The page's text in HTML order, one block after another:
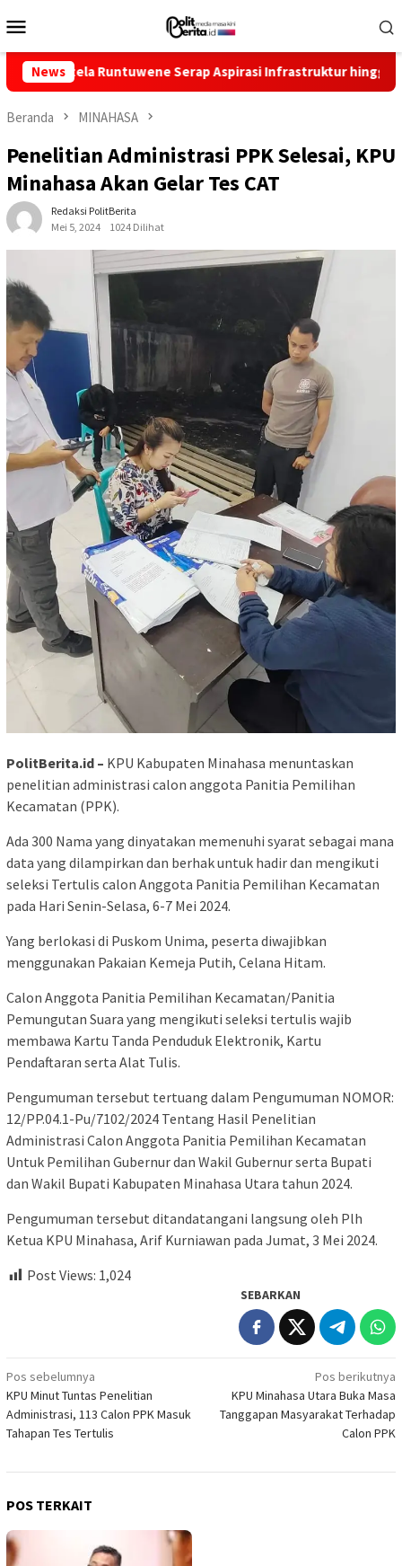
ke
Mobile
News
Runtuwene Serap Aspirasi Infrastruktur hingga
Beranda MINAHASA
Penelitian Administrasi PPK Selesai, KPU
Minahasa Akan Gelar Tes CAT
Redaksi PolitBerita
Mei 5, 2024
1024 Dilihat
PolitBerita.id – KPU Kabupaten Minahasa menuntaskan
penelitian administrasi calon anggota Panitia Pemilihan
Kecamatan (PPK).
Ada 300 Nama yang dinyatakan memenuhi syarat sebagai mana
data yang dilampirkan dan berhak untuk hadir dan mengikuti
seleksi Tertulis calon Anggota Panitia Pemilihan Kecamatan
pada Hari Senin-Selasa, 6-7 Mei 2024.
Yang berlokasi di Puskom Unima, peserta diwajibkan
menggunakan Pakaian Kemeja Putih, Celana Hitam.
Calon Anggota Panitia Pemilihan Kecamatan/Panitia
Pemungutan Suara yang mengikuti seleksi tertulis wajib
membawa Kartu Tanda Penduduk Elektronik, Kartu
Pendaftaran serta Alat Tulis.
Pengumuman tersebut tertuang dalam Pengumuman NOMOR:
12/PP.04.1-Pu/7102/2024 Tentang Hasil Penelitian
Administrasi Calon Anggota Panitia Pemilihan Kecamatan
Untuk Pemilihan Gubernur dan Wakil Gubernur serta Bupati
dan Wakil Bupati Kabupaten Minahasa Utara tahun 2024.
Pengumuman tersebut ditandatangani langsung oleh Plh
Ketua KPU Minahasa, Arif Kurniawan pada Jumat, 3 Mei 2024.
Post Views: 1,024
SEBARKAN
Navigasi
pos
Pos sebelumnya
KPU Minut Tuntas Penelitian
Administrasi, 113 Calon PPK Masuk
Tahapan Tes Tertulis
Pos berikutnya
KPU Minahasa Utara Buka Masa
Tanggapan Masyarakat Terhadap
Calon PPK
POS TERKAIT